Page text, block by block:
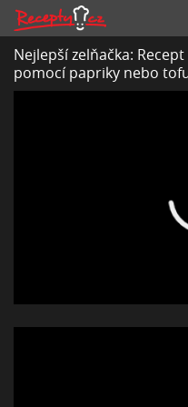
Nejlepší zelňačka:
pomocí papriky nebo